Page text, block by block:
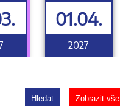
01.04.
2027
Hledat Zobrazit vše